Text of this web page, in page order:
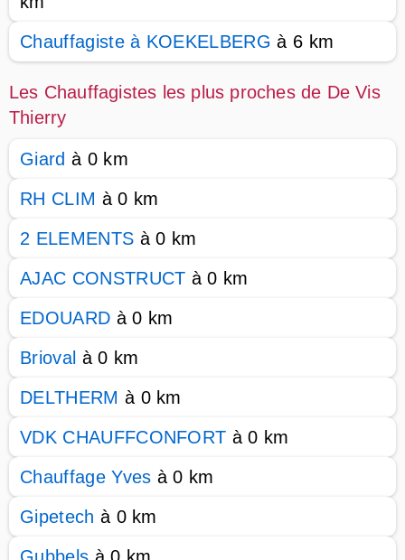
Chauffagiste à KOEKELBERG à 6 km
Les Chauffagistes les plus proches de De Vis
Thierry
Giard à 0 km
RH CLIM à 0 km
2 ELEMENTS à 0 km
AJAC CONSTRUCT à 0 km
EDOUARD à 0 km
Brioval à 0 km
DELTHERM à 0 km
VDK CHAUFFCONFORT à 0 km
Chauffage Yves à 0 km
Gipetech à 0 km